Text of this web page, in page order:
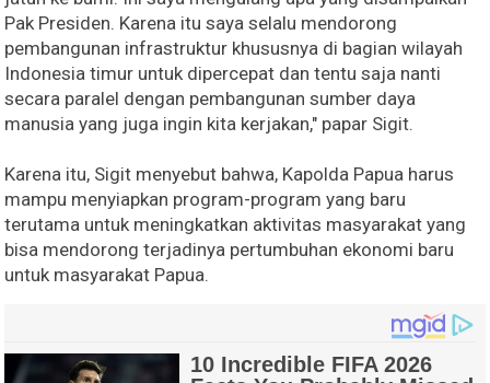
Pak Presiden. Karena itu saya selalu mendorong
pembangunan infrastruktur khususnya di bagian wilayah
Indonesia timur untuk dipercepat dan tentu saja nanti
secara paralel dengan pembangunan sumber daya
manusia yang juga ingin kita kerjakan," papar Sigit.
Karena itu, Sigit menyebut bahwa, Kapolda Papua harus
mampu menyiapkan program-program yang baru
terutama untuk meningkatkan aktivitas masyarakat yang
bisa mendorong terjadinya pertumbuhan ekonomi baru
untuk masyarakat Papua.